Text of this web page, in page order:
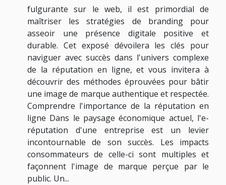
fulgurante sur le web, il est primordial de
maîtriser les stratégies de branding pour
asseoir une présence digitale positive et
durable. Cet exposé dévoilera les clés pour
naviguer avec succès dans l'univers complexe
de la réputation en ligne, et vous invitera à
découvrir des méthodes éprouvées pour bâtir
une image de marque authentique et respectée.
Comprendre l'importance de la réputation en
ligne Dans le paysage économique actuel, l'e-
réputation d'une entreprise est un levier
incontournable de son succès. Les impacts
consommateurs de celle-ci sont multiples et
façonnent l'image de marque perçue par le
public. Un...